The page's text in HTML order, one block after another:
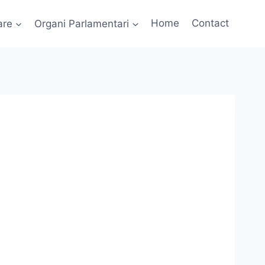
Organi Parlamentari Home Contact